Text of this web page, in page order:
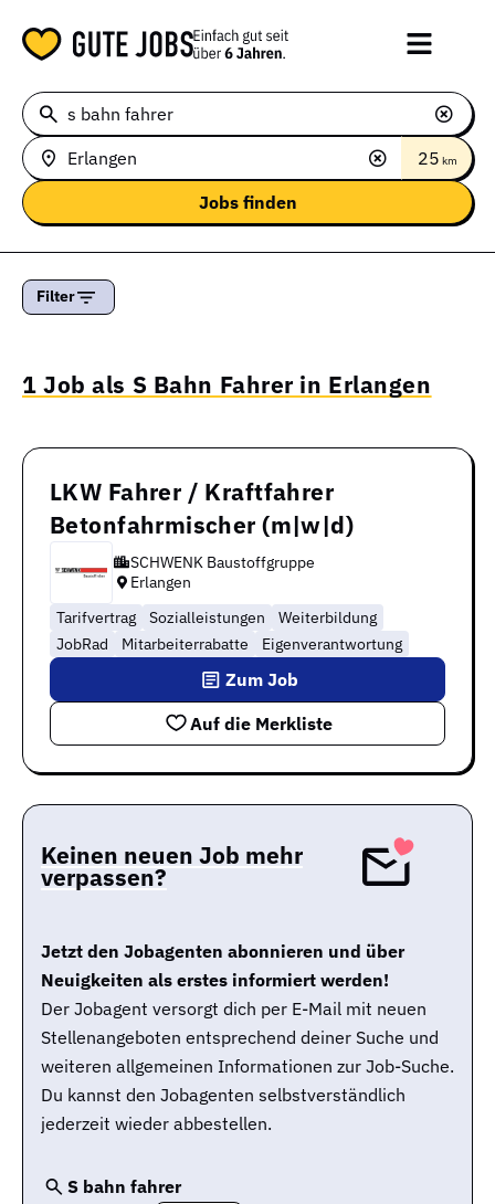
25 km
Filter
1 Job als S Bahn Fahrer in Erlangen
LKW Fahrer / Kraftfahrer
Betonfahrmischer (m|w|d)
SCHWENK Baustoffgruppe
Erlangen
Tarifvertrag
Sozialleistungen
Weiterbildung
JobRad
Mitarbeiterrabatte Eigenverantwortung
Auf die Merkliste
Zum Job
Keinen neuen Job mehr
verpassen?
Jetzt den Jobagenten abonnieren und über
Neuigkeiten als erstes informiert werden!
Der Jobagent versorgt dich per E-Mail mit neuen
Stellenangeboten entsprechend deiner Suche und
weiteren allgemeinen Informationen zur Job-Suche.
Du kannst den Jobagenten selbstverständlich
jederzeit wieder abbestellen.
S bahn fahrer